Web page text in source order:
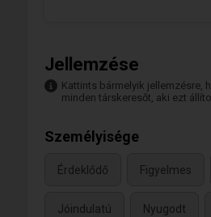
Jellemzése
Kattints bármelyik jellemzésre,
minden társkeresőt, aki ezt
Személyisége
Érdeklődő Figyelmes
Jóindulatú Nyugodt